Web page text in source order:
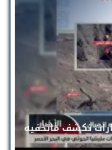
تكشف ماتخفيه